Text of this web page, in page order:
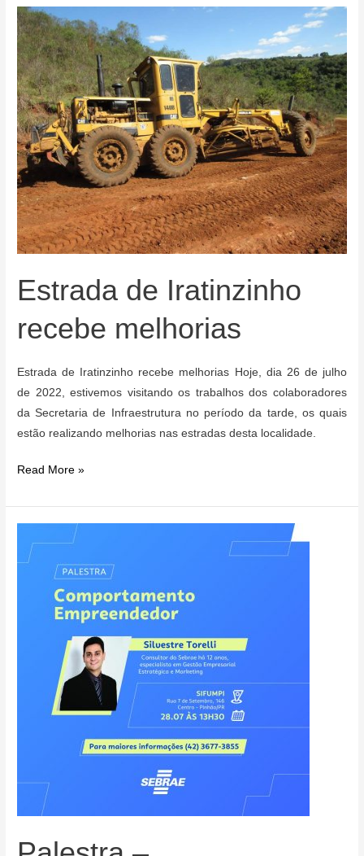
quase
concluída
Estrada de Iratinzinho
recebe melhorias
Estrada de Iratinzinho recebe melhorias Hoje, dia 26 de julho
de 2022, estivemos visitando os trabalhos dos colaboradores
da Secretaria de Infraestrutura no período da tarde, os quais
estão realizando melhorias nas estradas desta localidade.
Estrada
Iratinzinho
melhorias
Read More »